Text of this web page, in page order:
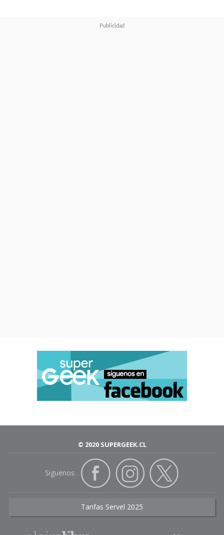
© 2020 SUPERGEEK.CL
Siguenos:
Tarifas Servel 2025